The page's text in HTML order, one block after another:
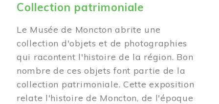
Collection patrimoniale
Le Musée de Moncton abrite une
collection d'objets et de photographies
qui racontent l'histoire de la région. Bon
nombre de ces objets font partie de la
collection patrimoniale. Cette exposition
relate l'histoire de Moncton, de l'époque